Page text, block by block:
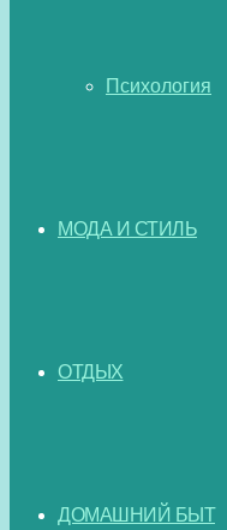
Психология
МОДА И СТИЛЬ
ОТДЫХ
ДОМАШНИЙ БЫТ